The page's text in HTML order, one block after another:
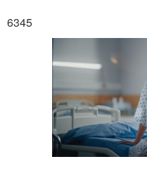
6345